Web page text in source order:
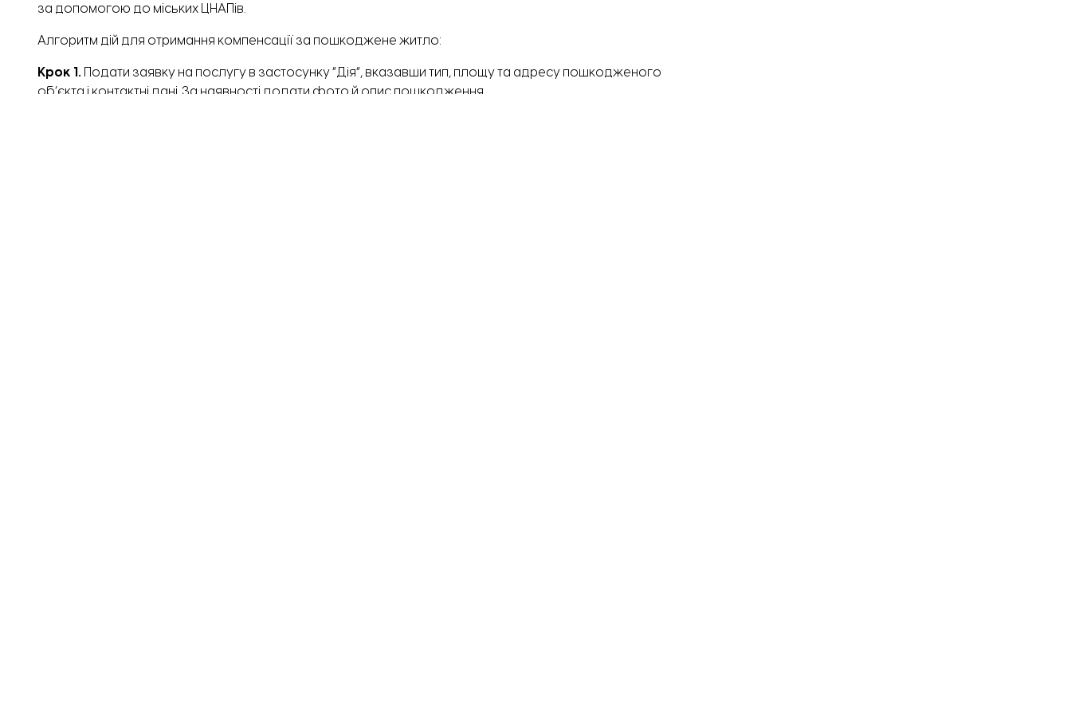
за допомогою до міських ЦНАПів.
Алгоритм дій для отримання компенсації за пошкоджене житло:
Крок 1. Подати заявку на послугу в застосунку “Дія”, вказавши тип, площу та адресу пошкодженого
об’єкта і контактні дані. За наявності додати фото й опис пошкодження.